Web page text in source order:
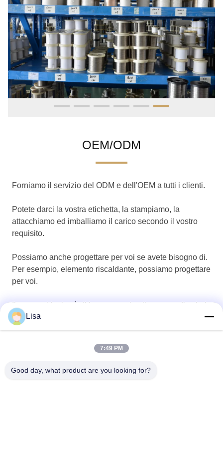
OEM/ODM
Forniamo il servizio del ODM e dell'OEM a tutti i clienti.
Potete darci la vostra etichetta, la stampiamo, la
attacchiamo ed imballiamo il carico secondo il vostro
requisito.
Possiamo anche progettare per voi se avete bisogno di.
Per esempio, elemento riscaldante, possiamo progettare
per voi.
Il nostro obiettivo è di incastonarci nella catena di valori
del nostro cliente.
Lisa
7:49 PM
Good day, what product are you looking for?